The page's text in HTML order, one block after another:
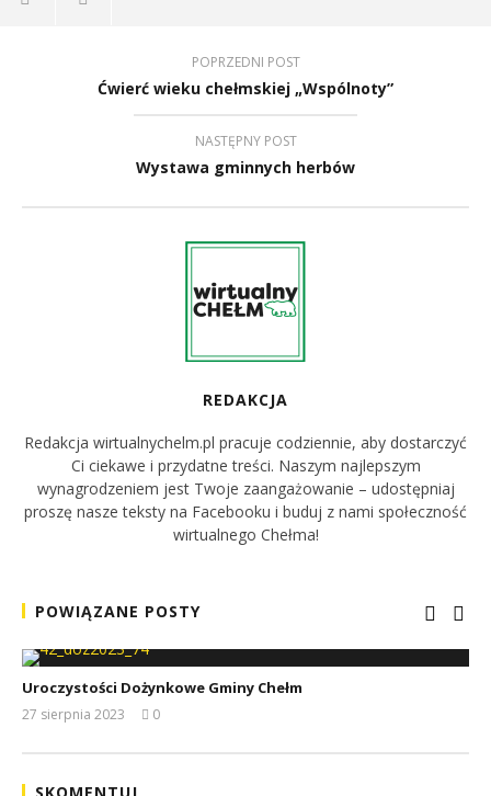
POPRZEDNI POST
Ćwierć wieku chełmskiej „Wspólnoty”
NASTĘPNY POST
Wystawa gminnych herbów
REDAKCJA
Redakcja wirtualnychelm.pl pracuje codziennie, aby dostarczyć
Ci ciekawe i przydatne treści. Naszym najlepszym
wynagrodzeniem jest Twoje zaangażowanie – udostępniaj
proszę nasze teksty na Facebooku i buduj z nami społeczność
wirtualnego Chełma!
POWIĄZANE POSTY
Uroczystości Dożynkowe Gminy Chełm
27 sierpnia 2023
0